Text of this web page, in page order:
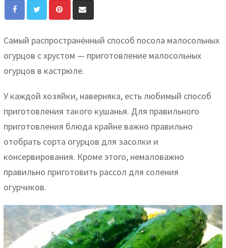
Pinterest
via
Email
Самый распространённый способ посола малосольных
огурцов с хрустом — приготовление малосольных
огурцов в кастрюле.
У каждой хозяйки, наверняка, есть любимый способ
приготовления такого кушанья. Для правильного
приготовления блюда крайне важно правильно
отобрать сорта огурцов для засолки и
консервирования. Кроме этого, немаловажно
правильно приготовить рассол для соления
огурчиков.